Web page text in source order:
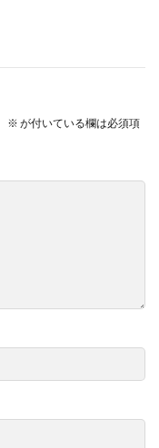
※ が付いている欄は必須項